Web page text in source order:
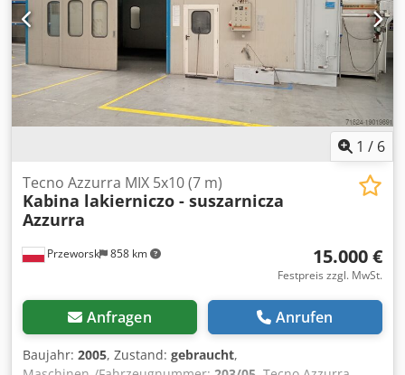
1 / 6
Przeworsk 858 km
Tecno Azzurra MIX 5x10 (7 m)
Kabina lakierniczo - suszarnicza
Azzurra
15.000 €
Festpreis zzgl. MwSt.
Anfragen Anrufen
Baujahr: 2005, Zustand: gebraucht,